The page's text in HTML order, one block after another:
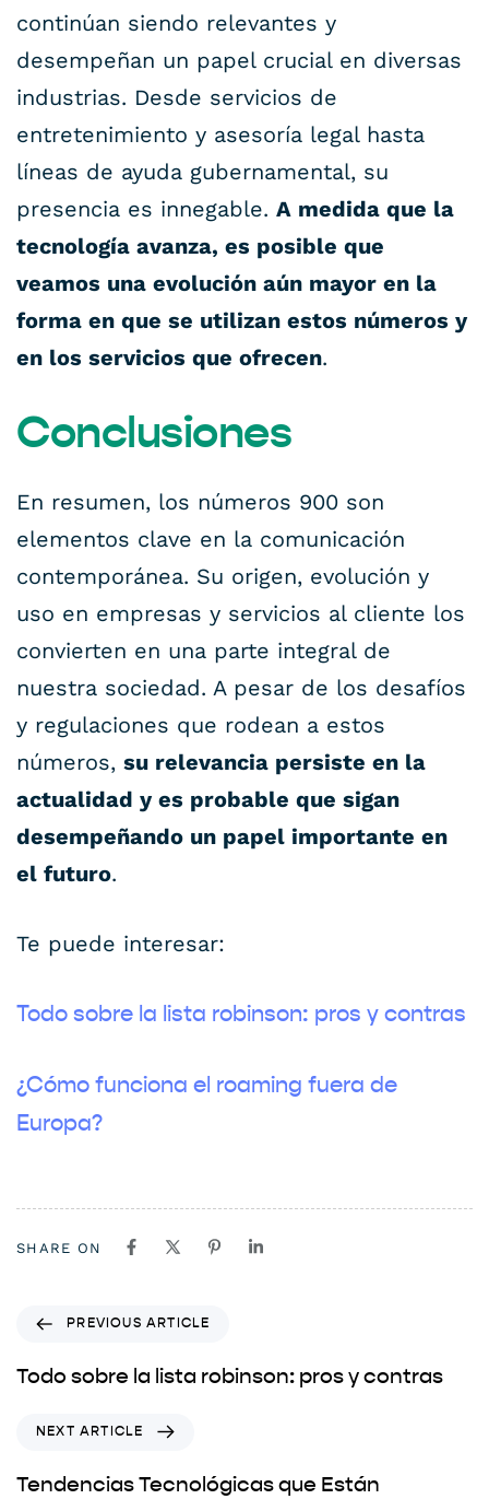
continúan siendo relevantes y
desempeñan un papel crucial en diversas
industrias. Desde servicios de
entretenimiento y asesoría legal hasta
líneas de ayuda gubernamental, su
presencia es innegable. A medida que la
tecnología avanza, es posible que
veamos una evolución aún mayor en la
forma en que se utilizan estos números y
en los servicios que ofrecen.
Conclusiones
En resumen, los números 900 son
elementos clave en la comunicación
contemporánea. Su origen, evolución y
uso en empresas y servicios al cliente los
convierten en una parte integral de
nuestra sociedad. A pesar de los desafíos
y regulaciones que rodean a estos
números, su relevancia persiste en la
actualidad y es probable que sigan
desempeñando un papel importante en
el futuro.
Te puede interesar:
Todo sobre la lista robinson: pros y contras
¿Cómo funciona el roaming fuera de
Europa?
SHARE ON
PREVIOUS ARTICLE
Todo sobre la lista robinson: pros y contras
NEXT ARTICLE
Tendencias Tecnológicas que Están